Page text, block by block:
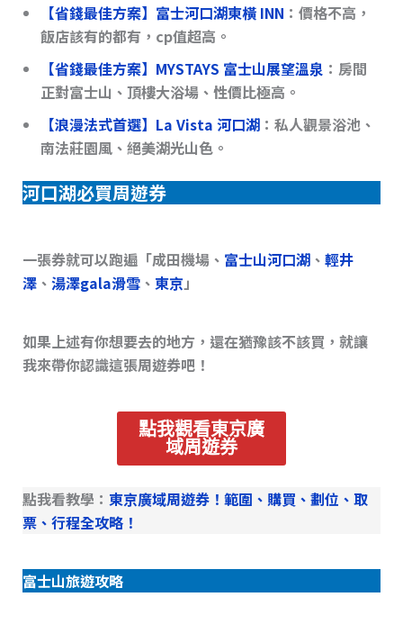
【省錢最佳方案】 富士河口湖東橫 INN ：價格不高，
飯店該有的都有，cp值超高。
【省錢最佳方案】MYSTAYS 富士山展望溫泉 ：房間
正對富士山、頂樓大浴場、性價比極高。
【浪漫法式首選】La Vista 河口湖：私人觀景浴池、
南法莊園風、絕美湖光山色。
河口湖必買周遊券
一張券就可以跑遍「成田機場、 富士山河口湖、 輕井
澤、 湯澤gala滑雪、 東京」
如果上述有你想要去的地方，還在猶豫該不該買，就讓
我來帶你認識這張周遊券吧！
點我觀看東京廣
域周遊券
點我看教學： 東京廣域周遊券！範圍、購買、劃位、取
票、行程全攻略！
富士山旅遊攻略